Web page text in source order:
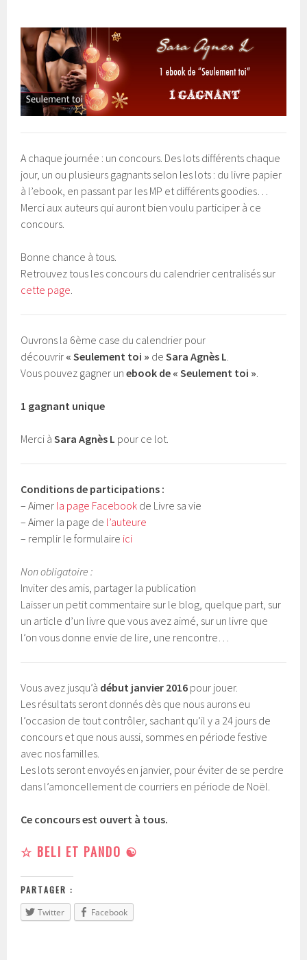
A chaque journée : un concours. Des lots différents chaque
jour, un ou plusieurs gagnants selon les lots : du livre papier
à l’ebook, en passant par les MP et différents goodies…
Merci aux auteurs qui auront bien voulu participer à ce
concours.
Bonne chance à tous.
Retrouvez tous les concours du calendrier centralisés sur
cette page.
Ouvrons la 6ème case du calendrier pour
découvrir « Seulement toi » deSara Agnès L.
Vous pouvez gagner un ebook de « Seulement toi ».
1 gagnant unique
Merci àSara Agnès L pour ce lot.
Conditions de participations :
– Aimer la page Facebook de Livre sa vie
– Aimer la page de l’auteure
– remplir le formulaire ici
Non obligatoire :
Inviter des amis, partager la publication
Laisser un petit commentaire sur le blog, quelque part, sur
un article d’un livre que vous avez aimé, sur un livre que
l’on vous donne envie de lire, une rencontre…
Vous avez jusqu’à début janvier 2016 pour jouer.
Les résultats seront donnés dès que nous aurons eu
l’occasion de tout contrôler, sachant qu’il y a 24 jours de
concours et que nous aussi, sommes en période festive
avec nos familles.
Les lots seront envoyés en janvier, pour éviter de se perdre
dans l’amoncellement de courriers en période de Noël.
Ce concours est ouvert à tous.
☆ BELI ET PANDO ☯
PARTAGER :
Twitter
Facebook